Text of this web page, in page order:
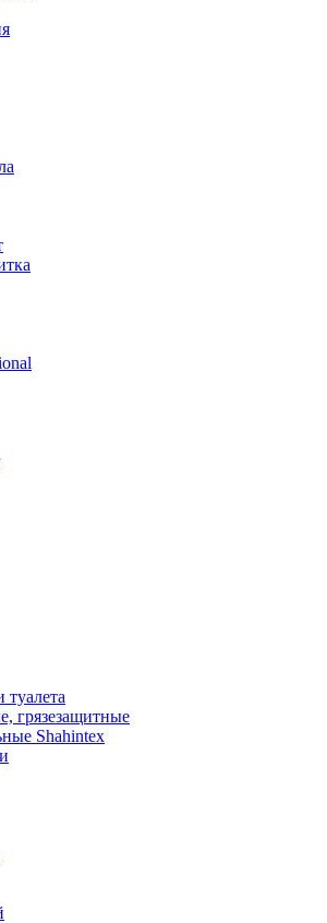
грязезащитные
Shahintex